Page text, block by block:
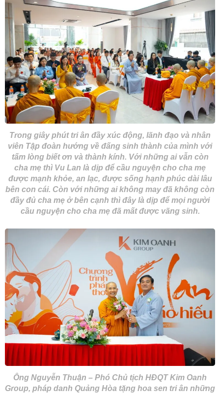
Trong giây phút tri ân đầy xúc động, lãnh đạo và nhân
viên Tập đoàn hướng về đấng sinh thành của mình với
tấm lòng biết ơn và thành kính. Với những ai vẫn còn
cha mẹ thì Vu Lan là dịp để cầu nguyện cho cha mẹ
được mạnh khỏe, an lạc, được sống hạnh phúc dài lâu
bên con cái. Còn với những ai không may đã không còn
đầy đủ cha mẹ ở bên cạnh thì đây là dịp để mọi người
cầu nguyện cho cha mẹ đã mất được vãng sinh.
Ông Nguyễn Thuận – Phó Chủ tịch HĐQT Kim Oanh
Group, pháp danh Quảng Hòa tặng hoa sen tri ân những